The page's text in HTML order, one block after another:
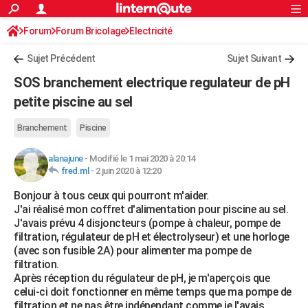
ACTUALITÉS
Politique
Société
Faits Divers
Education
Monde
Villes
+
Programme TV
Streaming
Cinéma
Sorties cinéma
Musique
FINANCE
Retraite
Impôts
Epargne
Immobilier
Risques naturels par ville
Banque
Assurance
Crédit
AUTO
Essais
Réserver un essai
Citadines
Berlines
SUV
Forum auto
HIGH-TECH
Mobiles
Meilleur smartphone
Internet
Ordinateurs
Jeux vidéo
Guide high-tech
BRICOLAGE
Forum
Aménagement intérieur
Extérieur
Cuisine
Salle de bains
Jardinage
Rangement
WEEK-END
Guides de France
Escapades
Patrimoine
Expositions
Musées
Week-end nature
+LIFESTYLE
Art de vivre
Bien-être
Loisirs
Mode
Modes de vie
SANTE
Alimentation
Guide de la santé
Maladies
Médicaments
Sommeil
VOYAGE
S'inscrire
Connexion
Forum Forum Bricolage Electricité
Sujet Précédent Sujet Suivant
SOS branchement electrique regulateur de pH
petite piscine au sel
Branchement Piscine
alanajune- Modifié le 1 mai 2020 à 20:14
fred.ml - 2 juin 2020 à 12:20
Bonjour à tous ceux qui pourront m'aider.
J'ai réalisé mon coffret d'alimentation pour piscine au sel.
J'avais prévu 4 disjoncteurs (pompe à chaleur, pompe de
filtration, régulateur de pH et électrolyseur) et une horloge
(avec son fusible 2A) pour alimenter ma pompe de
filtration.
Après réception du régulateur de pH, je m'aperçois que
celui-ci doit fonctionner en même temps que ma pompe de